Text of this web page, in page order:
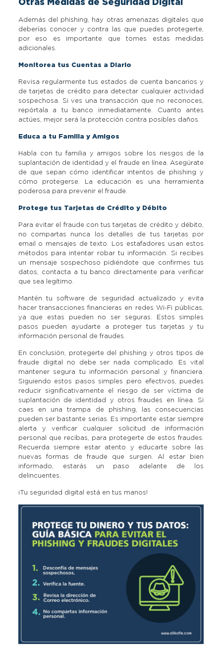
Además del phishing, hay otras amenazas digitales que
deberías conocer y contra las que puedes protegerte,
por eso es importante que tomes estas medidas
adicionales.
Monitorea tus Cuentas a Diario
Revisa regularmente tus estados de cuenta bancarios y
de tarjetas de crédito para detectar cualquier actividad
sospechosa. Si ves una transacción que no reconoces,
repórtala a tu banco inmediatamente. Cuanto antes
actúes, mejor será la protección contra posibles daños.
Educa a tu Familia y Amigos
Habla con tu familia y amigos sobre los riesgos de la
suplantación de identidad y el fraude en línea. Asegúrate
de que sepan cómo identificar intentos de phishing y
cómo protegerse. La educación es una herramienta
poderosa para prevenir el fraude.
Protege tus Tarjetas de Crédito y Débito
Para evitar el fraude con tus tarjetas de crédito y débito,
no compartas nunca los detalles de tus tarjetas por
email o mensajes de texto. Los estafadores usan estos
métodos para intentar robar tu información. Si recibes
un mensaje sospechoso pidiéndote que confirmes tus
datos, contacta a tu banco directamente para verificar
que sea legítimo.
Mantén tu software de seguridad actualizado y evita
hacer transacciones financieras en redes Wi-Fi públicas,
ya que estas pueden no ser seguras. Estos simples
pasos pueden ayudarte a proteger tus tarjetas y tu
información personal de fraudes.
En conclusión, protegerte del phishing y otros tipos de
fraude digital no debe ser nada complicado. Es vital
mantener segura tu información personal y financiera.
Siguiendo estos pasos simples pero efectivos, puedes
reducir significativamente el riesgo de ser víctima de
suplantación de identidad y otros fraudes en línea. Si
caes en una trampa de phishing, las consecuencias
pueden ser bastante serias. Es importante estar siempre
alerta y verificar cualquier solicitud de información
personal que recibas, para protegerte de estos fraudes.
Recuerda siempre estar atento y educarte sobre las
nuevas formas de fraude que surgen. Al estar bien
informado, estarás un paso adelante de los
delincuentes.
¡Tu seguridad digital está en tus manos!